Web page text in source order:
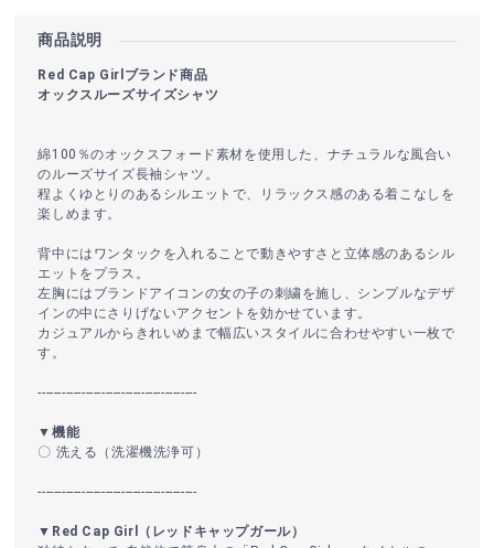
商品説明
Red Cap Girlブランド商品
オックスルーズサイズシャツ
綿100％のオックスフォード素材を使用した、ナチュラルな風合い
のルーズサイズ長袖シャツ。
程よくゆとりのあるシルエットで、リラックス感のある着こなしを
楽しめます。
背中にはワンタックを入れることで動きやすさと立体感のあるシル
エットをプラス。
左胸にはブランドアイコンの女の子の刺繍を施し、シンプルなデザ
インの中にさりげないアクセントを効かせています。
カジュアルからきれいめまで幅広いスタイルに合わせやすい一枚で
す。
----------------------------------------
▼機能
〇 洗える（洗濯機洗浄可）
----------------------------------------
▼Red Cap Girl（レッドキャップガール）